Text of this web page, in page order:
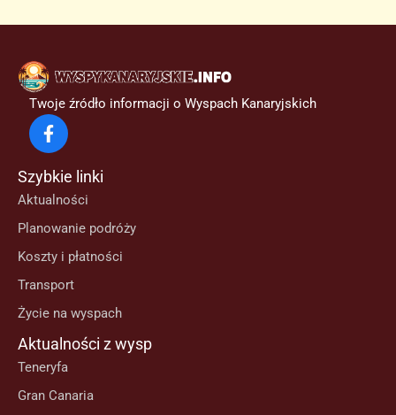
Twoje źródło informacji o Wyspach Kanaryjskich
Szybkie linki
Aktualności
Planowanie podróży
Koszty i płatności
Transport
Życie na wyspach
Aktualności z wysp
Teneryfa
Gran Canaria